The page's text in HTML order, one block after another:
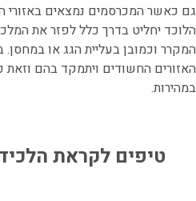
גם כאשר המכרסמים נמצאים באזורי
הלוכד יחליט בדרך כלל לפזר את
המקרר וכמובן בעליית הגג או
האזורים החשודים ויתמקד בהם וזאת
במהירות.
טיפים לקראת